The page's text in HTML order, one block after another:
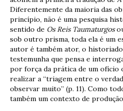
Diferentemente da maioria das
princípio, não é uma pesquisa
sentido de Os Reis Taumaturgos
sob outro prisma, toda ela é um
autor é também ator, o
testemunha que pensa e
por força da prática de um ofício
realizar a “triagem entre o
observar muito” (p. 11). Como
também um contexto de